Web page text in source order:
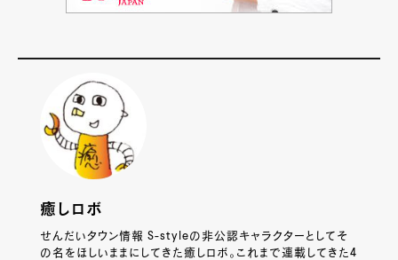
癒しロボ
せんだいタウン情報 S-styleの非公認キャラクターとしてそ
の名をほしいままにしてきた癒しロボ。これまで連載してきた4